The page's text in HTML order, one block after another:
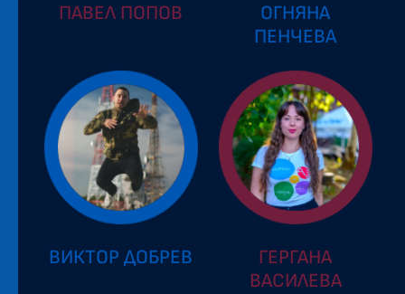
ПАВЕЛ ПОПОВ
ОГНЯНА
ПЕНЧЕВА
ВИКТОР ДОБРЕВ
ГЕРГАНА
ВАСИЛЕВА